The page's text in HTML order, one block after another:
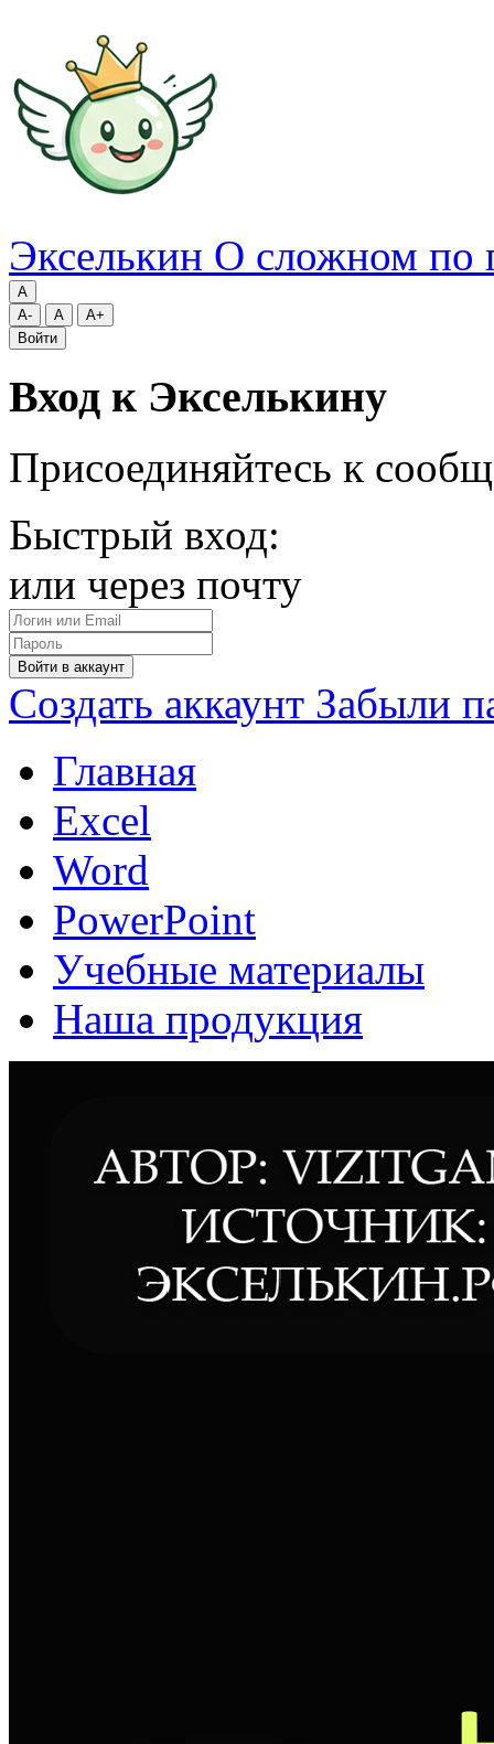
Экселькин О сложном по
A
A-
A
A+
Войти
Вход к Экселькину
Присоединяйтесь к
Быстрый вход:
или через почту
Войти в аккаунт
Создать аккаунт Забыли
Главная
Excel
Word
PowerPoint
Учебные материалы
Наша продукция